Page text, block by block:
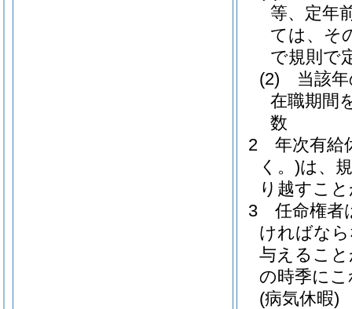
等、定年
ては、そ
で規則で
(2)
当該
在職期間
数
2
年次有給
く。)は、
り越すこ
3
任命権者
ければな
与えるこ
の時季に
(病気休暇)